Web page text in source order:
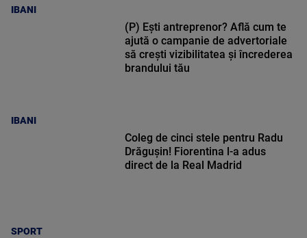
IBANI
IBANI
(P) Ești antreprenor? Află cum te
ajută o campanie de advertoriale
să crești vizibilitatea și încrederea
brandului tău
SPORT
Coleg de cinci stele pentru Radu
Drăgușin! Fiorentina l-a adus
direct de la Real Madrid